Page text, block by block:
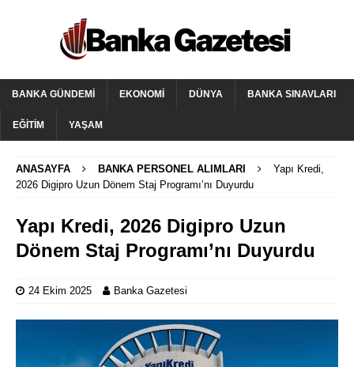
BANKA GÜNDEMI EKONOMI DÜNYA BANKA SINAVLARI
EĞITIM YAŞAM
ANASAYFA BANKA PERSONEL ALIMLARI
Yapı Kredi,
2026 Digipro Uzun Dönem Staj Programı’nı Duyurdu
Yapı Kredi, 2026 Digipro Uzun
Dönem Staj Programı’nı Duyurdu
24 Ekim 2025 Banka Gazetesi